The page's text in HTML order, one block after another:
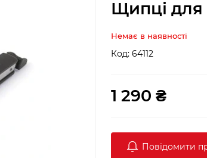
Щипці для
Немає в наявності
Код: 64112
1 290 ₴
Повідомити